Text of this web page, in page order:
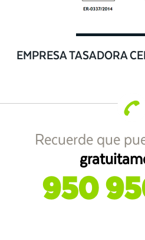
EMPRESA TASADORA
Recuerde que
950